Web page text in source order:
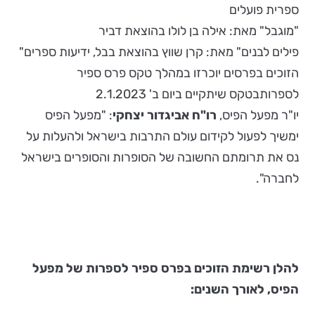
ספרית פועלים
"מוגבל" מאת: אילה בן לולו בהוצאת דביר
פילים לבנים" מאת: קרן שווץ בהוצאת בבל, ידיעות ספרים"
הזוכים בפרסים יוכרזו במהלך טקס פרס ספיר
לספרותבטקס שיתקיים ביום ב' 2.1.2023
יו"ר מפעל הפיס, רו"ח אביגדור יצחקי: "מפעל הפיס
ימשיך לפעול לקידום עולם התרבות בישראל ולהעלות על
נס את תרומתם החשובה של הסופרות והסופרים בישראל
לחברה".
להלן רשימת הזוכים בפרס ספיר לספרות של מפעל
הפיס, לאורך השנים: